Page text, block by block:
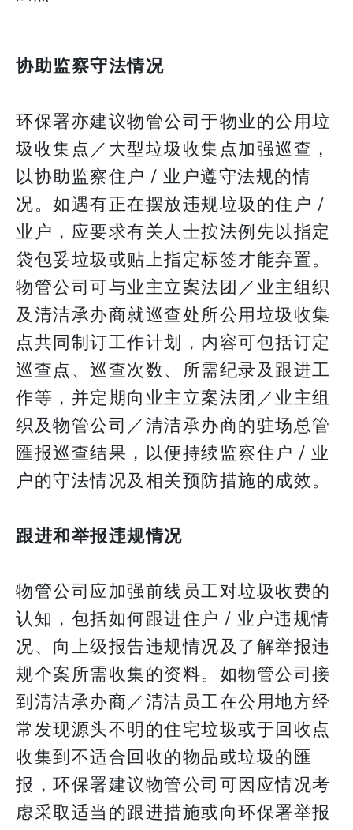
协助监察守法情况
环保署亦建议物管公司于物业的公用垃
圾收集点／大型垃圾收集点加强巡查，
以协助监察住户 / 业户遵守法规的情
况。如遇有正在摆放违规垃圾的住户 /
业户，应要求有关人士按法例先以指定
袋包妥垃圾或贴上指定标签才能弃置。
物管公司可与业主立案法团／业主组织
及清洁承办商就巡查处所公用垃圾收集
点共同制订工作计划，内容可包括订定
巡查点、巡查次数、所需纪录及跟进工
作等，并定期向业主立案法团／业主组
织及物管公司／清洁承办商的驻场总管
匯报巡查结果，以便持续监察住户 / 业
户的守法情况及相关预防措施的成效。
跟进和举报违规情况
物管公司应加强前线员工对垃圾收费的
认知，包括如何跟进住户 / 业户违规情
况、向上级报告违规情况及了解举报违
规个案所需收集的资料。如物管公司接
到清洁承办商／清洁员工在公用地方经
常发现源头不明的住宅垃圾或于回收点
收集到不适合回收的物品或垃圾的匯
报，环保署建议物管公司可因应情况考
虑采取适当的跟进措施或向环保署举报